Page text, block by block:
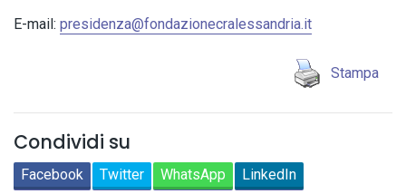
E-mail: presidenza@fondazionecralessandria.it
Stampa
Condividi su
Facebook Twitter WhatsApp LinkedIn